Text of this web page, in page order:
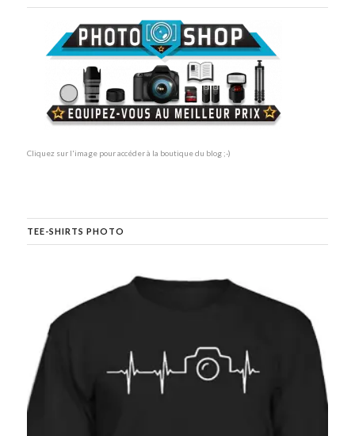
Cliquez sur l'image pour accéder à la boutique du blog ;-)
TEE-SHIRTS PHOTO